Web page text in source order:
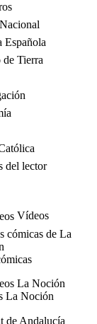
Española
Tierra
del lector
Vídeos
La Noción